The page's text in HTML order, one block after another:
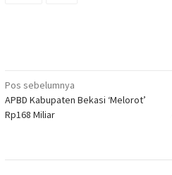
Navigasi
pos
Pos sebelumnya
APBD Kabupaten Bekasi ‘Melorot’
Rp168 Miliar